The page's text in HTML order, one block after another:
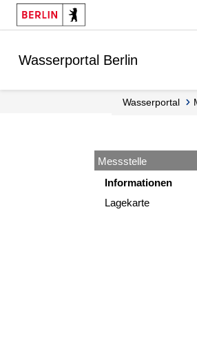
Springe zur Navigation
Springe zum Inhalt
Wasserportal Berlin
Wasserportal
Messstelle
Informationen
Lagekarte